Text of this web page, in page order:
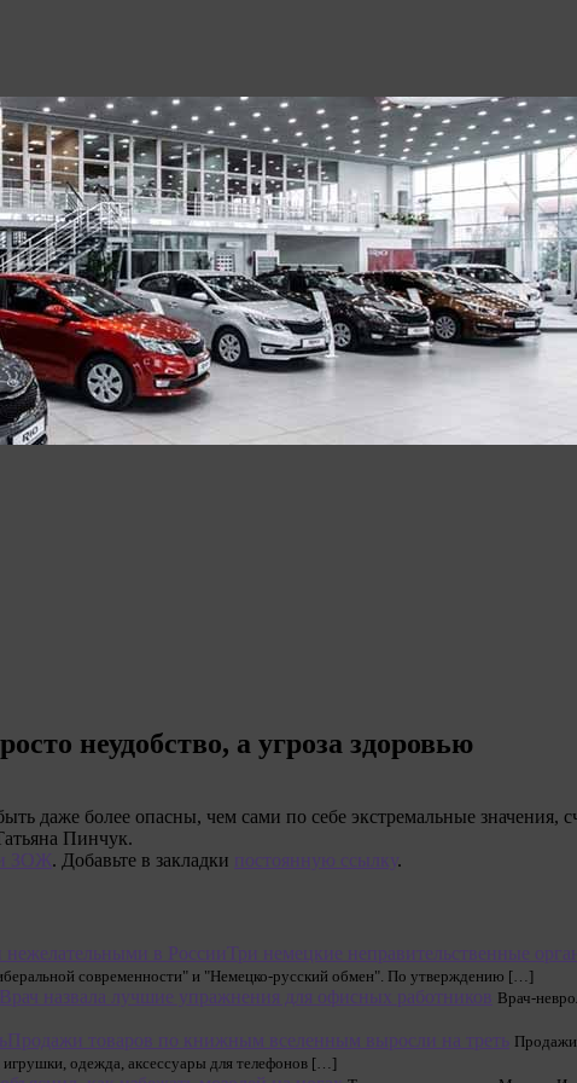
неудобство, а угроза здоровью
даже более опасны, чем сами по себе экстремальные значения,
Пинчук.
ЗОЖ. Добавьте в закладки постоянную ссылку.
Три немецкие неправительственные
современности" и "Немецко-русский обмен". По утверждению […]
Врач назвала лучшие упражнения для офисных работников Врач-
Продажи товаров по книжным вселенным выросли на треть Продажи
игрушки, одежда, аксессуары для телефонов […]